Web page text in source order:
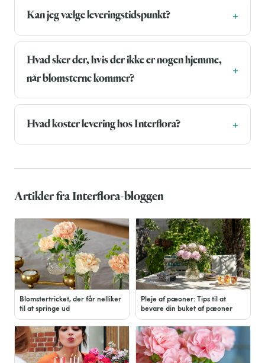
Kan jeg vælge leveringstidspunkt?
Hvad sker der, hvis der ikke er nogen hjemme,
når blomsterne kommer?
Hvad koster levering hos Interflora?
Artikler fra Interflora-bloggen
Blomstertricket, der får nelliker
til at springe ud
Pleje af pæoner: Tips til at
bevare din buket af pæoner